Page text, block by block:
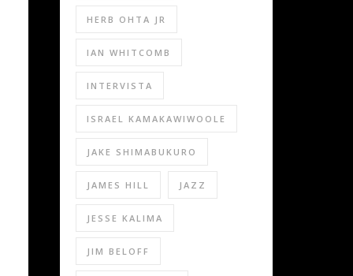
HERB OHTA JR
IAN WHITCOMB
INTERVISTA
ISRAEL KAMAKAWIWOOLE
JAKE SHIMABUKURO
JAMES HILL JAZZ
JESSE KALIMA
JIM BELOFF